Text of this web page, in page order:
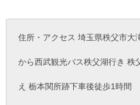
住所・アクセス 埼玉県秩父市大
から西武観光バス秩父湖行き 秩
え 栃本関所跡下車後徒歩1時間